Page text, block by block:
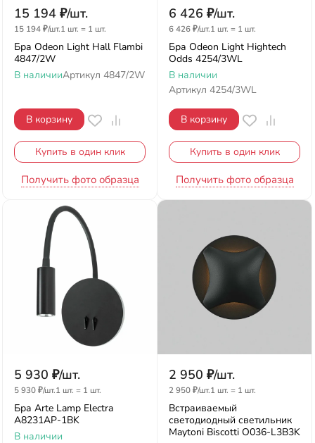
15 194 ₽/шт.
15 194₽/шт.1 шт. = 1 шт.
Бра Odeon Light Hall Flambi
4847/2W
В наличииАртикул 4847/2W
В корзину
Купить в один клик
Получить фото образца
6 426 ₽/шт.
6 426₽/шт.1 шт. = 1 шт.
Бра Odeon Light Hightech
Odds 4254/3WL
В наличии
Артикул 4254/3WL
В корзину
Купить в один клик
Получить фото образца
5 930 ₽/шт.
5 930₽/шт.1 шт. = 1 шт.
Бра Arte Lamp Electra
A8231AP-1BK
В наличии
2 950 ₽/шт.
2 950₽/шт.1 шт. = 1 шт.
Встраиваемый
светодиодный светильник
Maytoni Biscotti O036-L3B3K